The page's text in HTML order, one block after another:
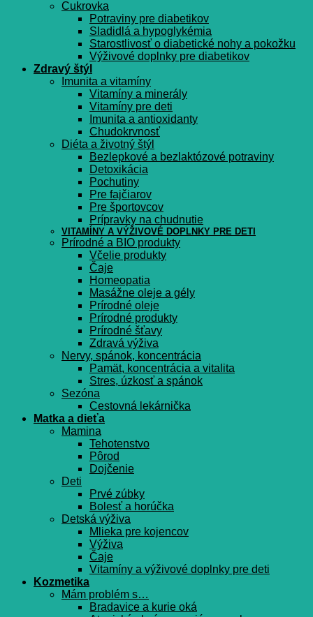
Cukrovka
Potraviny pre diabetikov
Sladidlá a hypoglykémia
Starostlivosť o diabetické nohy a pokožku
Výživové doplnky pre diabetikov
Zdravý štýl
Imunita a vitamíny
Vitamíny a minerály
Vitamíny pre deti
Imunita a antioxidanty
Chudokrvnosť
Diéta a životný štýl
Bezlepkové a bezlaktózové potraviny
Detoxikácia
Pochutiny
Pre fajčiarov
Pre športovcov
Prípravky na chudnutie
VITAMÍNY A VÝŽIVOVÉ DOPLNKY PRE DETI
Prírodné a BIO produkty
Včelie produkty
Čaje
Homeopatia
Masážne oleje a gély
Prírodné oleje
Prírodné produkty
Prírodné šťavy
Zdravá výživa
Nervy, spánok, koncentrácia
Pamät, koncentrácia a vitalita
Stres, úzkosť a spánok
Sezóna
Cestovná lekárnička
Matka a dieťa
Mamina
Tehotenstvo
Pôrod
Dojčenie
Deti
Prvé zúbky
Bolesť a horúčka
Detská výživa
Mlieka pre kojencov
Výživa
Čaje
Vitamíny a výživové doplnky pre deti
Kozmetika
Mám problém s…
Bradavice a kurie oká